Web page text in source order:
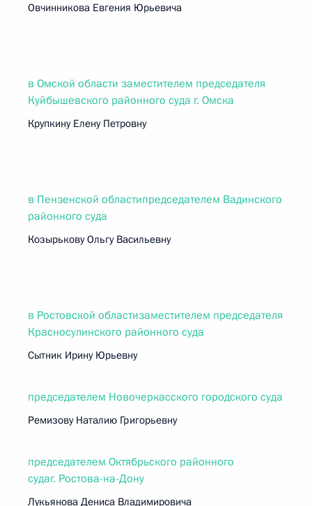
Овчинникова Евгения Юрьевича
в Омской области заместителем председателя
Куйбышевского районного суда г. Омска
Крупкину Елену Петровну
в Пензенской областипредседателем Вадинского
районного суда
Козырькову Ольгу Васильевну
в Ростовской областизаместителем председателя
Красносулинского районного суда
Сытник Ирину Юрьевну
председателем Новочеркасского городского суда
Ремизову Наталию Григорьевну
председателем Октябрьского районного
судаг. Ростова-на-Дону
Лукьянова Дениса Владимировича